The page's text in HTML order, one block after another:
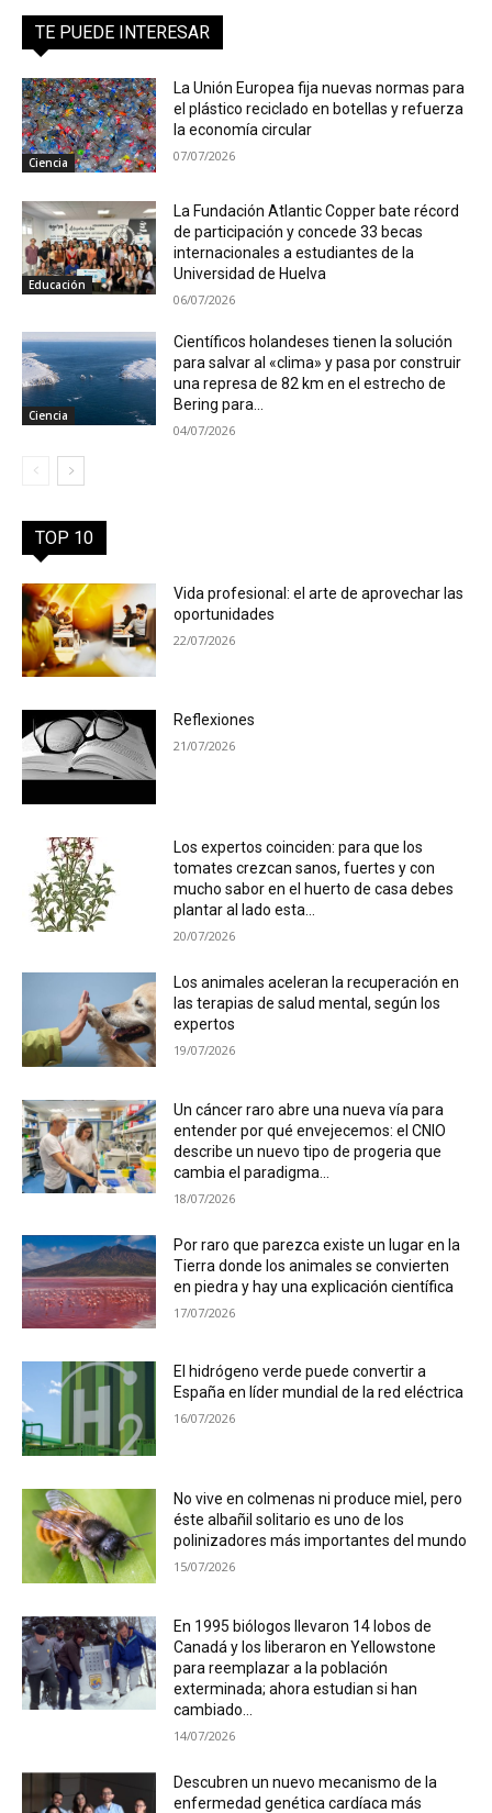
TE PUEDE INTERESAR
Ciencia
La Unión Europea fija nuevas normas para
el plástico reciclado en botellas y refuerza
la economía circular
07/07/2026
Educación
La Fundación Atlantic Copper bate récord
de participación y concede 33 becas
internacionales a estudiantes de la
Universidad de Huelva
06/07/2026
Ciencia
Científicos holandeses tienen la solución
para salvar al «clima» y pasa por construir
una represa de 82 km en el estrecho de
Bering para...
04/07/2026
TOP 10
Vida profesional: el arte de aprovechar las
oportunidades
22/07/2026
Reflexiones
21/07/2026
Los expertos coinciden: para que los
tomates crezcan sanos, fuertes y con
mucho sabor en el huerto de casa debes
plantar al lado esta...
20/07/2026
Los animales aceleran la recuperación en
las terapias de salud mental, según los
expertos
19/07/2026
Un cáncer raro abre una nueva vía para
entender por qué envejecemos: el CNIO
describe un nuevo tipo de progeria que
cambia el paradigma...
18/07/2026
Por raro que parezca existe un lugar en la
Tierra donde los animales se convierten
en piedra y hay una explicación científica
17/07/2026
El hidrógeno verde puede convertir a
España en líder mundial de la red eléctrica
16/07/2026
No vive en colmenas ni produce miel, pero
éste albañil solitario es uno de los
polinizadores más importantes del mundo
15/07/2026
En 1995 biólogos llevaron 14 lobos de
Canadá y los liberaron en Yellowstone
para reemplazar a la población
exterminada; ahora estudian si han
cambiado...
14/07/2026
Descubren un nuevo mecanismo de la
enfermedad genética cardíaca más